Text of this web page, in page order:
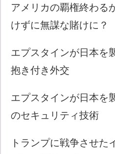
アメリカの覇権終わる
けずに無謀な賭けに？
エプスタインが日本を
抱き付き外交
エプスタインが日本を
のセキュリティ技術
トランプに戦争させた